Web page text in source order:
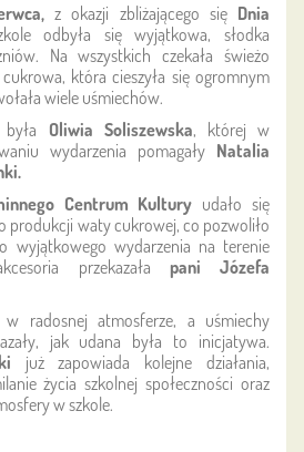
z okazji zbliżającego sięDnia
odbyła się wyjątkowa, słodka
Na wszystkich czekała świeżo
która cieszyła się ogromnym
wiele uśmiechów.
Oliwia Soliszewska, której w
wydarzenia pomagały Natalia
Centrum Kultury udało się
produkcji waty cukrowej, co pozwoliło
wyjątkowego wydarzenia na terenie
przekazała pani Józefa
w radosnej atmosferze, a uśmiechy
jak udana była to inicjatywa.
już zapowiada kolejne działania,
życia szkolnej społeczności oraz
w szkole.